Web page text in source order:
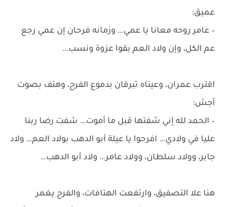
عميق:
– عامر روحه معانا يا عمي… وزمانه فرحان إن عمي رجع
عم الكل، وإن ولاد العم بقوا عزوة ونسب…
اقترب عمران، وعيناه تبرقان بدموع الفرح، وهتف بصوت
أجش:
– الحمد لله إني شفتها قبل ما أموت… شفت رضا ربنا
عليا في ولادي… افرحوا يا عيلة أبو الدهب بولاد العم… ولاد
جابر، وولاد سلطان، وولاد عامر… ولاد أبو الدهب…
هنا علا التصفيق، وارتفعت الهتافات، والفرح يغمر